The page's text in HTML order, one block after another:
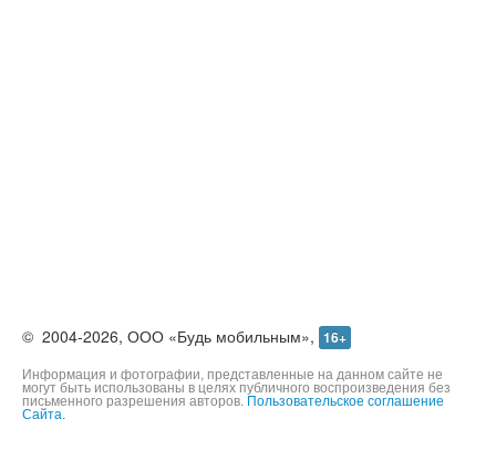
© 2004-2026, ООО «Будь мобильным», 16+
Информация и фотографии, представленные на данном сайте не
могут быть использованы в целях публичного воспроизведения без
письменного разрешения авторов. Пользовательское соглашение
Сайта.